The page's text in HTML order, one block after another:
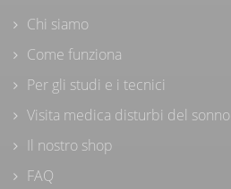
Chi siamo
Come funziona
Per gli studi e i tecnici
Visita medica disturbi del sonno
Il nostro shop
FAQ